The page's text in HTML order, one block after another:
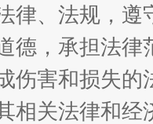
生
律、法规，
德，承担法
伤害和损失
相关法律和